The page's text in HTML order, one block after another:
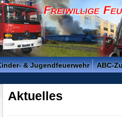
der Kreisstadt Saarlouis -
& Jugendfeuerwehr ABC-
Aktuelles